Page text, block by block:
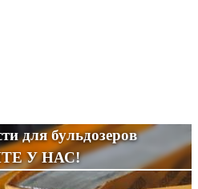
для бульдозеров
У НАС!